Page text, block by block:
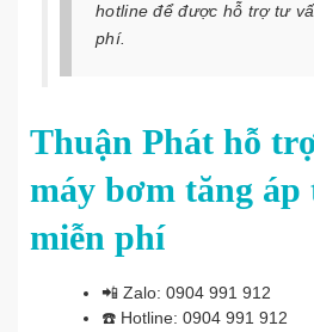
hotline để được hỗ trợ tư
phí.
Thuận Phát hỗ
máy bơm tăng áp
miễn phí
📲 Zalo: 0904 991 912
☎️ Hotline: 0904 991 912